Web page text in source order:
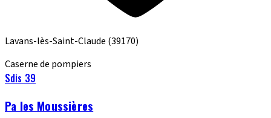
Lavans-lès-Saint-Claude (39170)
Caserne de pompiers
Sdis 39
Pa les Moussières